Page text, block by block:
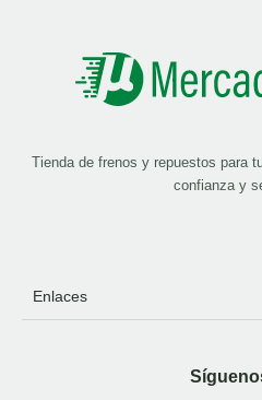
Tienda de frenos y repuestos para
confianza y
Enlaces